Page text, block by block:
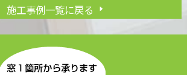
施工事例一覧に戻る